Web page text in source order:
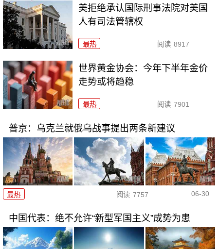
美拒绝承认国际刑事法院对美国
人有司法管辖权
最热 阅读 8917
世界黄金协会：今年下半年金价
走势或将趋稳
最热 阅读 7901
普京：乌克兰就俄乌战事提出两条新建议
最热 阅读 7757 06-30
中国代表：绝不允许“新型军国主义”成势为患